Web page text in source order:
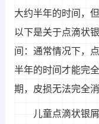
大约半年的时间，
以下是关于点滴状
间：通常情况下，
半年的时间才能完
期，皮损无法完全消
儿童点滴状银